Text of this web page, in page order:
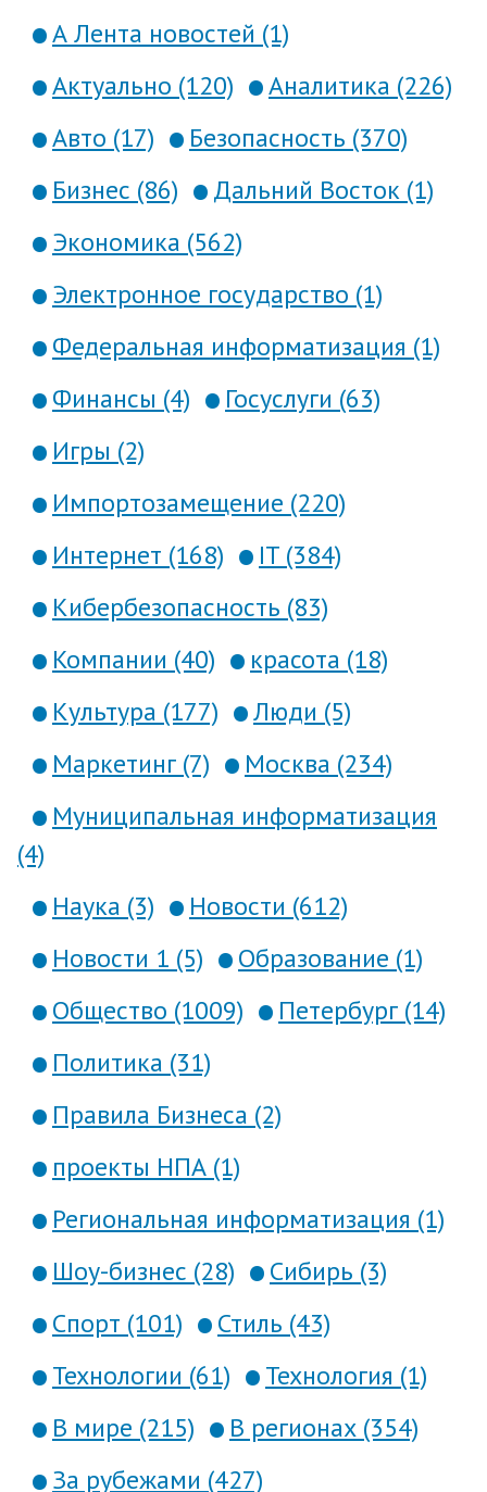
А Лента новостей (1)
Актуально (120)
Аналитика (226)
Авто (17)
Безопасность (370)
Бизнес (86)
Дальний Восток (1)
Экономика (562)
Электронное государство (1)
Федеральная информатизация (1)
Финансы (4)
Госуслуги (63)
Игры (2)
Импортозамещение (220)
Интернет (168)
IT (384)
Кибербезопасность (83)
Компании (40)
красота (18)
Культура (177)
Люди (5)
Маркетинг (7)
Москва (234)
Муниципальная информатизация
(4)
Наука (3)
Новости (612)
Новости 1 (5)
Образование (1)
Общество (1009)
Петербург (14)
Политика (31)
Правила Бизнеса (2)
проекты НПА (1)
Региональная информатизация (1)
Шоу-бизнес (28)
Сибирь (3)
Спорт (101)
Стиль (43)
Технологии (61)
Технология (1)
В мире (215)
В регионах (354)
За рубежами (427)